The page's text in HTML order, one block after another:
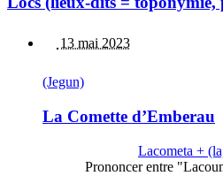
13 mai 2023
(Jegun)
La Comette d’Emberau
Lacometa +
Prononcer entre